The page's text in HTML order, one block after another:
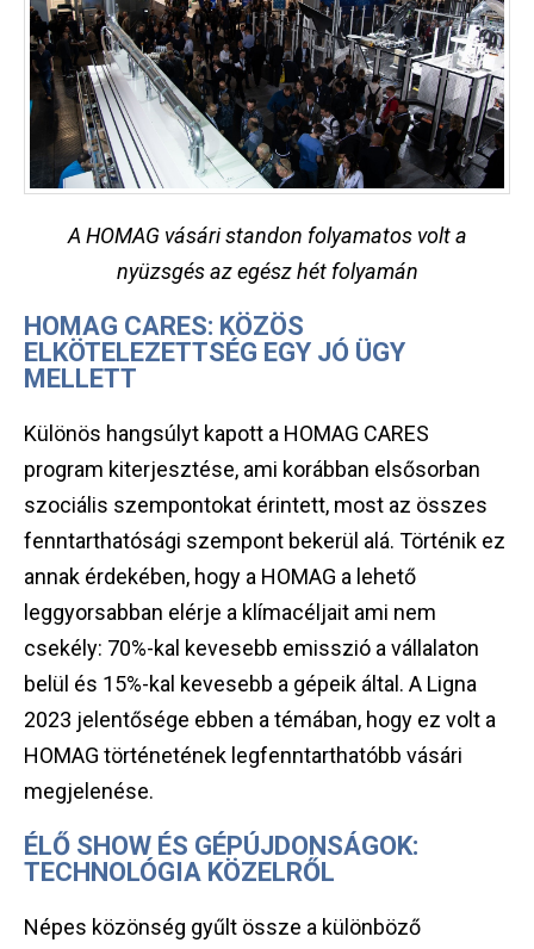
A HOMAG vásári standon folyamatos volt a
nyüzsgés az egész hét folyamán
HOMAG CARES: KÖZÖS
ELKÖTELEZETTSÉG EGY JÓ ÜGY
MELLETT
Különös hangsúlyt kapott a HOMAG CARES
program kiterjesztése, ami korábban elsősorban
szociális szempontokat érintett, most az összes
fenntarthatósági szempont bekerül alá. Történik ez
annak érdekében, hogy a HOMAG a lehető
leggyorsabban elérje a klímacéljait ami nem
csekély: 70%-kal kevesebb emisszió a vállalaton
belül és 15%-kal kevesebb a gépeik által. A Ligna
2023 jelentősége ebben a témában, hogy ez volt a
HOMAG történetének legfenntarthatóbb vásári
megjelenése.
ÉLŐ SHOW ÉS GÉPÚJDONSÁGOK:
TECHNOLÓGIA KÖZELRŐL
Népes közönség gyűlt össze a különböző